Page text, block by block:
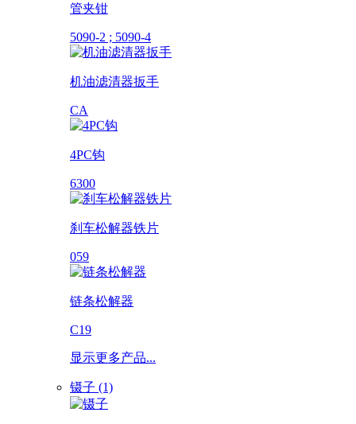
管夹钳
5090-2 ; 5090-4
机油滤清器扳手
CA
4PC钩
6300
刹车松解器铁片
059
链条松解器
C19
显示更多产品...
镊子 (1)